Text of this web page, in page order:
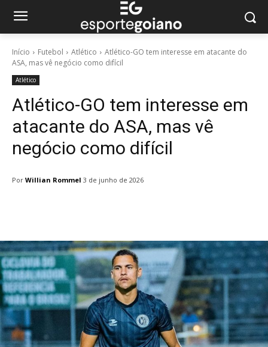
Início Futebol Atlético
Atlético-GO tem interesse em atacante do
ASA, mas vê negócio como difícil
Atlético
Atlético-GO tem interesse em
atacante do ASA, mas vê
negócio como difícil
Por Willian Rommel 3 de junho de 2026